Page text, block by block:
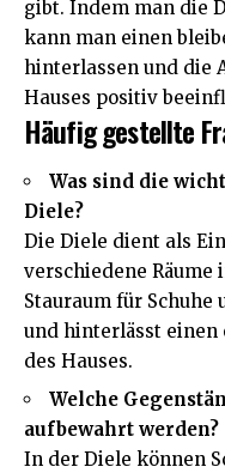
gibt. Indem man die
kann man einen
hinterlassen und die
Hauses positiv
Häufig gestellte
Was sind die
Diele?
Die Diele dient als
verschiedene Räume
Stauraum für Schuhe
und hinterlässt einen
des Hauses.
Welche
aufbewahrt werden?
In der Diele können